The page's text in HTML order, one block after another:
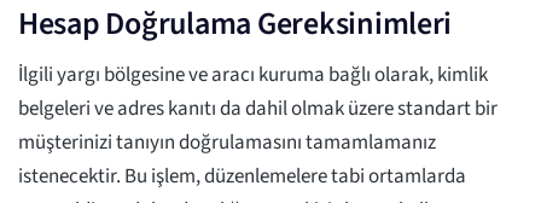
Hesap Doğrulama Gereksinimleri
İlgili yargı bölgesine ve aracı kuruma bağlı olarak, kimlik
belgeleri ve adres kanıtı da dahil olmak üzere standart bir
müşterinizi tanıyın doğrulamasını tamamlamanız
istenecektir. Bu işlem, düzenlemelere tabi ortamlarda